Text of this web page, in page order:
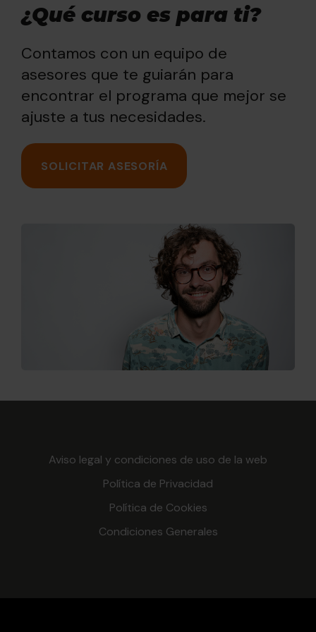
¿Qué curso es para ti?
Contamos con un equipo de
asesores que te guiarán para
encontrar el programa que mejor se
ajuste a tus necesidades.
SOLICITAR ASESORÍA
Aviso legal y condiciones de uso de la web
Política de Privacidad
Política de Cookies
Condiciones Generales